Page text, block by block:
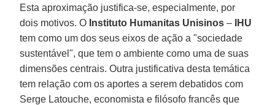
Esta aproximação justifica-se, especialmente, por
dois motivos. O Instituto Humanitas Unisinos –
IHU
tem como um dos seus eixos de ação a "sociedade
sustentável", que tem o ambiente como uma de suas
dimensões centrais. Outra justificativa desta temática
tem relação com os aportes a serem debatidos com
Serge Latouche, economista e filósofo francês que